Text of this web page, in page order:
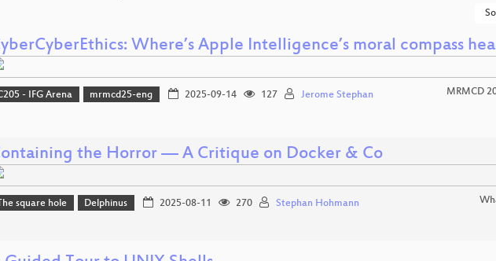
Where’s Apple Intelligence’s moral compass
- IFG Arena mrmcd25-eng 2025-09-14 127 Jerome Stephan MRMCD
the Horror — A Critique on Docker & Co
square hole Delphinus 2025-08-11 270 Stephan Hohmann